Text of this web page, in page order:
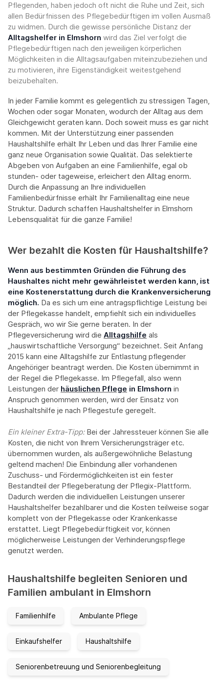
Pflegenden, haben jedoch oft nicht die Ruhe und Zeit, sich
allen Bedürfnissen des Pflegebedürftigen im vollen Ausmaß
zu widmen. Durch die gewisse persönliche Distanz der
Alltagshelfer in Elmshorn wird das Ziel verfolgt die
Pflegebedürftigen nach den jeweiligen körperlichen
Möglichkeiten in die Alltagsaufgaben miteinzubeziehen und
zu motivieren, ihre Eigenständigkeit weitestgehend
beizubehalten.
In jeder Familie kommt es gelegentlich zu stressigen Tagen,
Wochen oder sogar Monaten, wodurch der Alltag aus dem
Gleichgewicht geraten kann. Doch soweit muss es gar nicht
kommen. Mit der Unterstützung einer passenden
Haushaltshilfe erhält Ihr Leben und das Ihrer Familie eine
ganz neue Organisation sowie Qualität. Das selektierte
Abgeben von Aufgaben an eine Familienhilfe, egal ob
stunden- oder tageweise, erleichert den Alltag enorm.
Durch die Anpassung an Ihre individuellen
Familienbedürfnisse erhält Ihr Familienalltag eine neue
Struktur. Dadurch schaffen Haushaltshelfer in Elmshorn
Lebensqualität für die ganze Familie!
Wer bezahlt die Kosten für Haushaltshilfe?
Wenn aus bestimmten Gründen die Führung des
Haushaltes nicht mehr gewährleistet werden kann, ist
eine Kostenerstattung durch die Krankenversicherung
möglich. Da es sich um eine antragspflichtige Leistung bei
der Pflegekasse handelt, empfiehlt sich ein individuelles
Gespräch, wo wir Sie gerne beraten. In der
Pflegeversicherung wird die Alltagshilfe als
„hauswirtschaftliche Versorgung“ bezeichnet. Seit Anfang
2015 kann eine Alltagshilfe zur Entlastung pflegender
Angehöriger beantragt werden. Die Kosten übernimmt in
der Regel die Pflegekasse. Im Pflegefall, also wenn
Leistungen der häuslichen Pflege in Elmshorn in
Anspruch genommen werden, wird der Einsatz von
Haushaltshilfe je nach Pflegestufe geregelt.
Ein kleiner Extra-Tipp:‍ Bei der Jahressteuer können Sie alle
Kosten, die nicht von Ihrem Versicherungsträger etc.
übernommen wurden, als außergewöhnliche Belastung
geltend machen! Die Einbindung aller vorhandenen
Zuschuss- und Fördermöglichkeiten ist ein fester
Bestandteil der Pflegeberatung der Pflegix-Plattform.
Dadurch werden die individuellen Leistungen unserer
Haushaltshelfer bezahlbarer und die Kosten teilweise sogar
komplett von der Pflegekasse oder Krankenkasse
erstattet. Liegt Pflegebedürftigkeit vor, können
möglicherweise Leistungen der Verhinderungspflege
genutzt werden.
Haushaltshilfe begleiten Senioren und
Familien ambulant in Elmshorn
Familienhilfe Ambulante Pflege
Einkaufshelfer Haushaltshilfe
Seniorenbetreuung und Seniorenbegleitung